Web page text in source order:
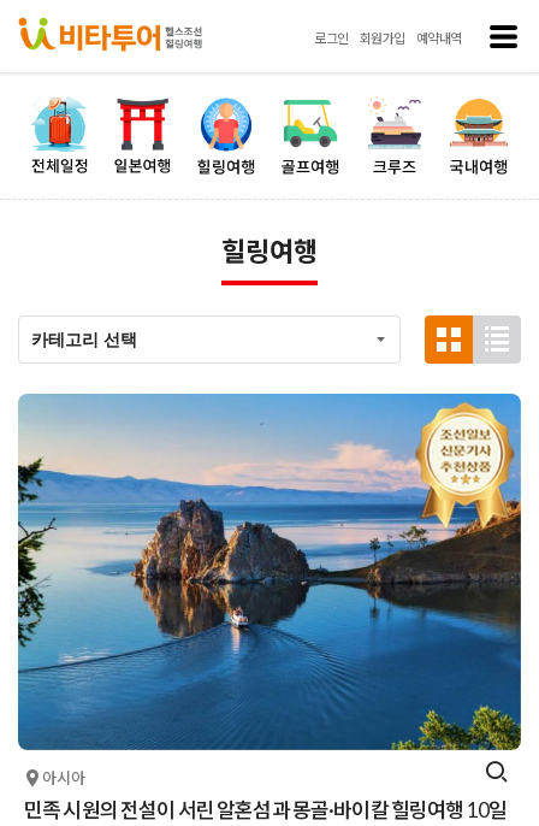
로그인 회원가입 예약내역
힐링여행
아시아
민족 시원의 전설이 서린 알혼섬과 몽골·바이칼 힐링여행 10일